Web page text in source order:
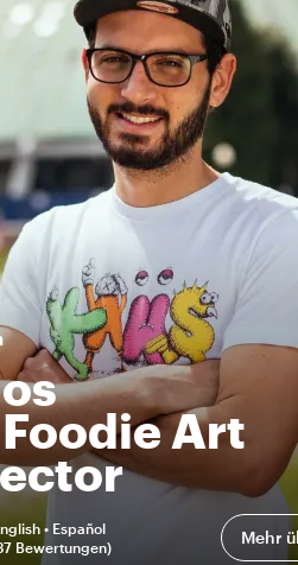
Art
• Español
Bewertungen) Mehr